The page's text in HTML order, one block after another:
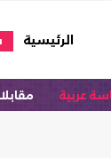
الرئيسية
(current)
عربية